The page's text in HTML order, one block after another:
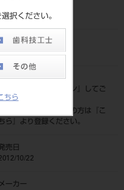
択ください。
ちら
EANコード
準価格
ログイン
』してご
ください。
ネット会員登録がまだの方は『
こ
ら
』より登録ください。
売日
10/22
ーカー